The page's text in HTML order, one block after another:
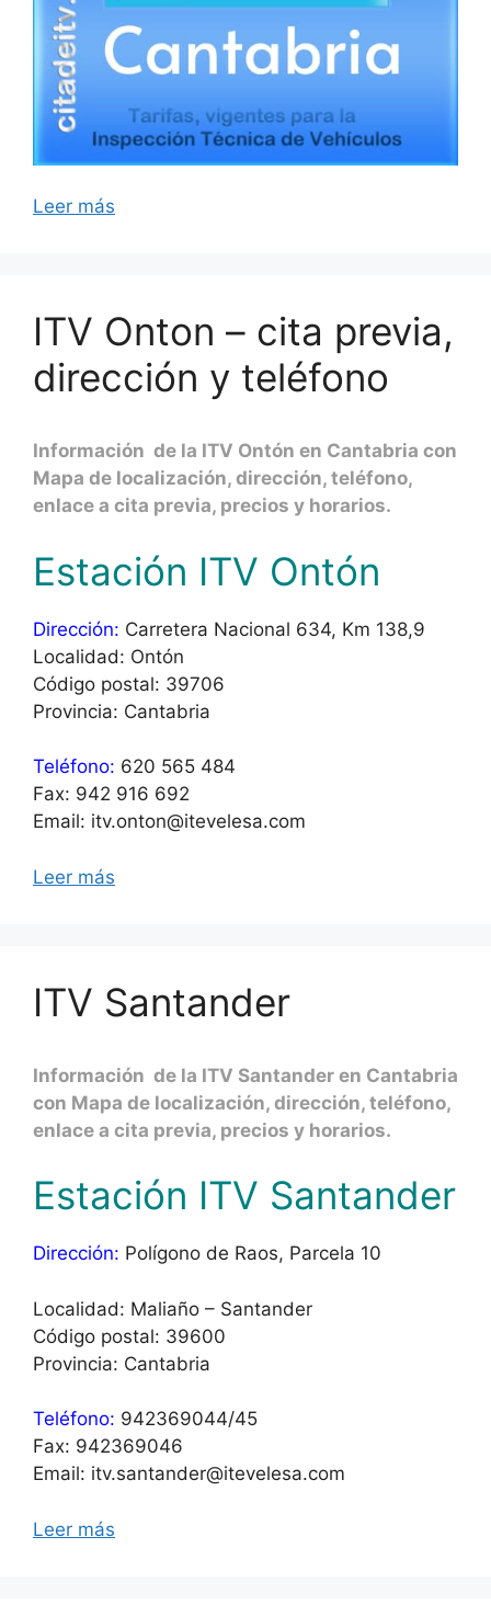
Leer más
ITV Onton – cita previa,
dirección y teléfono
Información de la ITV Ontón en Cantabria con
Mapa de localización, dirección, teléfono,
enlace a cita previa, precios y horarios.
Estación ITV Ontón
Dirección: Carretera Nacional 634, Km 138,9
Localidad: Ontón
Código postal: 39706
Provincia: Cantabria
Teléfono: 620 565 484
Fax: 942 916 692
Email: itv.onton@itevelesa.com
Leer más
ITV Santander
Información de la ITV Santander en Cantabria
con Mapa de localización, dirección, teléfono,
enlace a cita previa, precios y horarios.
Estación ITV Santander
Dirección: Polígono de Raos, Parcela 10
Localidad: Maliaño – Santander
Código postal: 39600
Provincia: Cantabria
Teléfono: 942369044/45
Fax: 942369046
Email: itv.santander@itevelesa.com
Leer más